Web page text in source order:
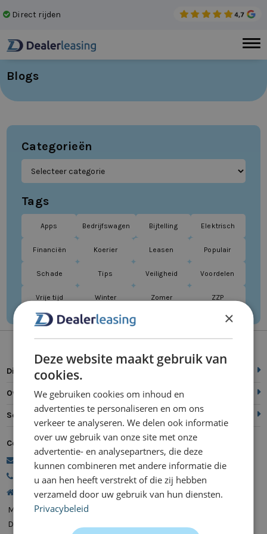
Direct rijden
Blogs
Categorieën
Tags
Apps Bedrijfswagen Bijtelling Elektrisch
Financiën Koerier Leasen Populair
Schade Tips Veiligheid Voordelen
Vrije tijd Winter Zomer ZZP
Direct naar
Over ons
Service
Contact
commercie@dealerleasing.nl
088 700 18 18
Kanaalweg 9, 5721 MZ Asten
Maandag
Dinsdag
×
Deze website maakt gebruik van
cookies.
We gebruiken cookies om inhoud en
advertenties te personaliseren en om ons
verkeer te analyseren. We delen ook informatie
over uw gebruik van onze site met onze
advertentie- en analysepartners, die deze
kunnen combineren met andere informatie die
u aan hen heeft verstrekt of die zij hebben
verzameld door uw gebruik van hun diensten.
Privacybeleid